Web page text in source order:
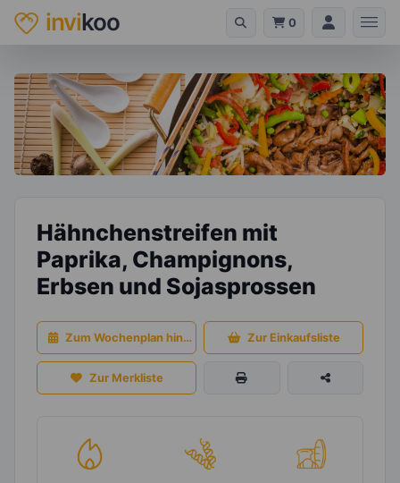
invikoo 0
Hähnchenstreifen mit
Paprika, Champignons,
Erbsen und Sojasprossen
Zum Wochenplan hinzufügen Zur Einkaufsliste
Zur Merkliste